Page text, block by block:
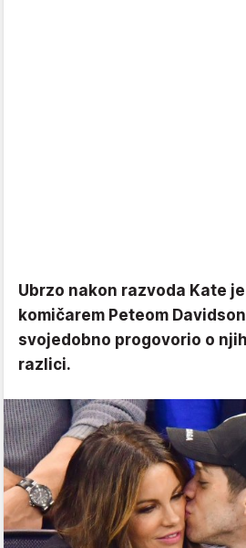
Ubrzo nakon razvoda Kate
komičarem Peteom
svojedobno progovorio o
razlici.